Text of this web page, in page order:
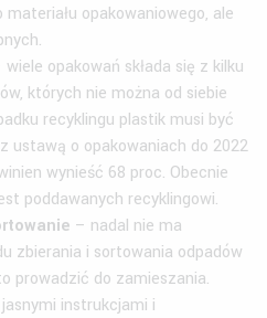
opakowaniowego, ale
wiele opakowań składa się z kilku
których nie można od siebie
recyklingu plastik musi być
ustawą o opakowaniach do 2022
wynieść 68 proc. Obecnie
poddawanych recyklingowi.
– nadal nie ma
zbierania i sortowania odpadów
prowadzić do zamieszania.
instrukcjami i